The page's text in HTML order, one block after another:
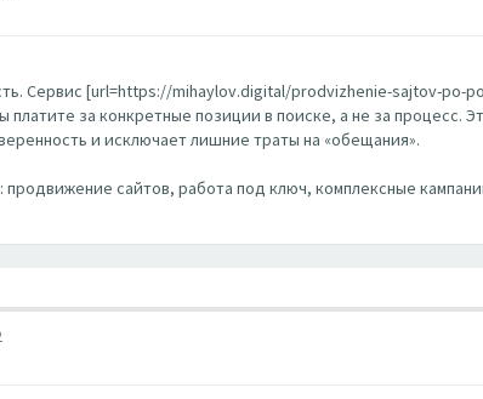
Сервис [url=https://mihaylov.digital/prodvizhenie-sajtov-
платите за конкретные позиции в поиске, а не за
и исключает лишние траты на «обещания».
продвижение сайтов, работа под ключ, комплексные